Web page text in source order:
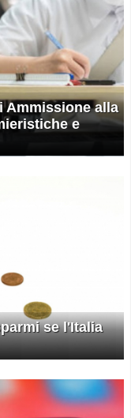
Ammissione alla
e
se l'Italia